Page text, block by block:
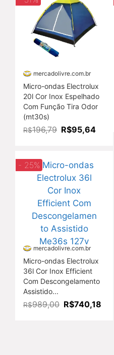
mercadolivre.com.br
Micro-ondas Electrolux
20l Cor Inox Espelhado
Com Função Tira Odor
(mt30s)
R$196,79 R$95,64
- 25%
mercadolivre.com.br
Micro-ondas Electrolux
36l Cor Inox Efficient
Com Descongelamento
Assistido...
R$989,00 R$740,18